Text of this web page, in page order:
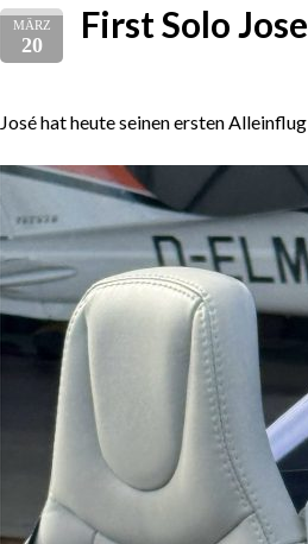
MÄRZ
20 First Solo
José hat heute seinen ersten